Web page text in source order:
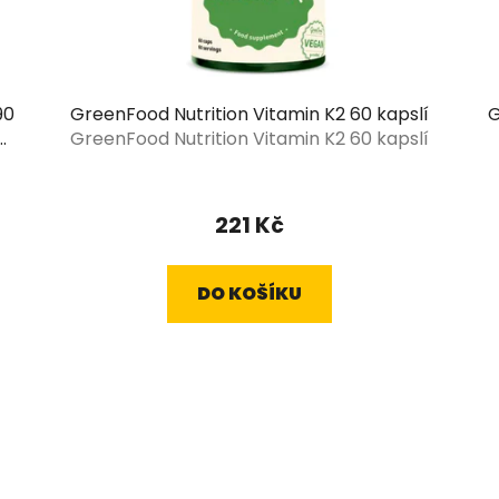
GreenFood Nutrition Vitamin K2 60 kapslí
GreenFood Nutrition Vitamin K2 60 kapslí
221 Kč
DO KOŠÍKU